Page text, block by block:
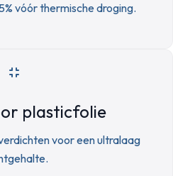
vóór thermische droging.
plasticfolie
voor een ultralaag